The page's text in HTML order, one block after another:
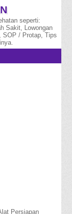
seperti:
Sakit, Lowongan
SOP / Protap, Tips
Persiapan